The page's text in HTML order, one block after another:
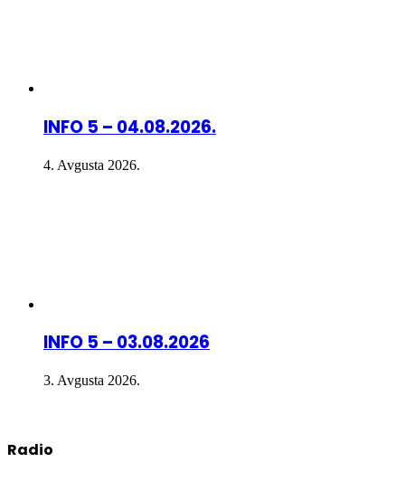
INFO 5 – 04.08.2026.
4. Avgusta 2026.
INFO 5 – 03.08.2026
3. Avgusta 2026.
Radio